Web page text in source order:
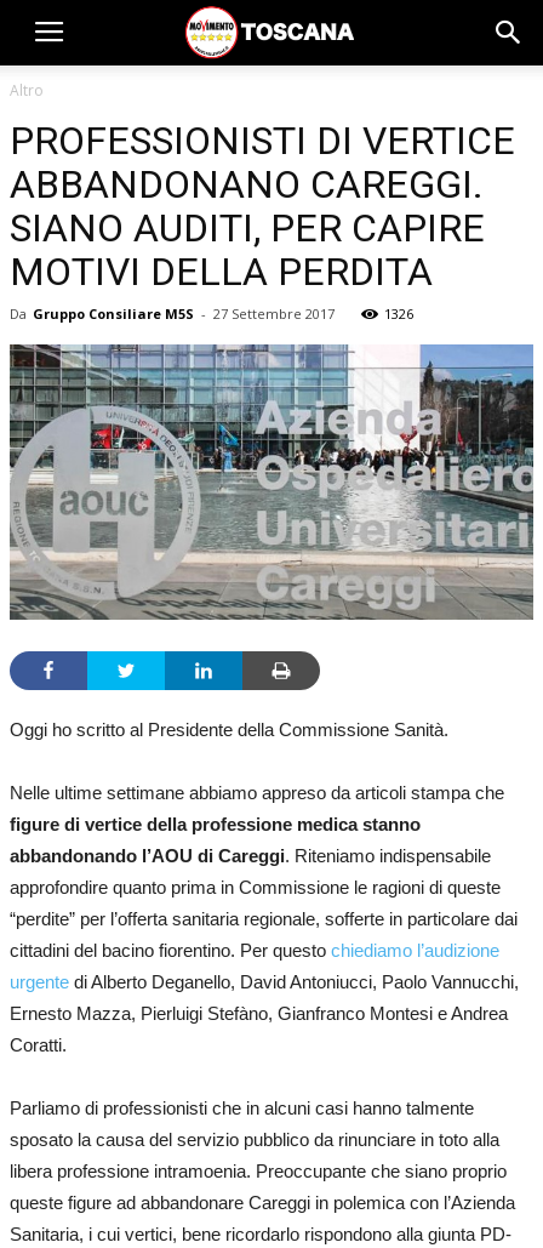
Altro
PROFESSIONISTI DI VERTICE
ABBANDONANO CAREGGI.
SIANO AUDITI, PER CAPIRE
MOTIVI DELLA PERDITA
Da Gruppo Consiliare M5S - 27 Settembre 2017 1326
Oggi ho scritto al Presidente della Commissione Sanità.
Nelle ultime settimane abbiamo appreso da articoli stampa che
figure di vertice della professione medica stanno
abbandonando l’AOU di Careggi. Riteniamo indispensabile
approfondire quanto prima in Commissione le ragioni di queste
“perdite” per l’offerta sanitaria regionale, sofferte in particolare dai
cittadini del bacino fiorentino. Per questo chiediamo l’audizione
urgente di Alberto Deganello, David Antoniucci, Paolo Vannucchi,
Ernesto Mazza, Pierluigi Stefàno, Gianfranco Montesi e Andrea
Coratti.
Parliamo di professionisti che in alcuni casi hanno talmente
sposato la causa del servizio pubblico da rinunciare in toto alla
libera professione intramoenia. Preoccupante che siano proprio
queste figure ad abbandonare Careggi in polemica con l’Azienda
Sanitaria, i cui vertici, bene ricordarlo rispondono alla giunta PD-